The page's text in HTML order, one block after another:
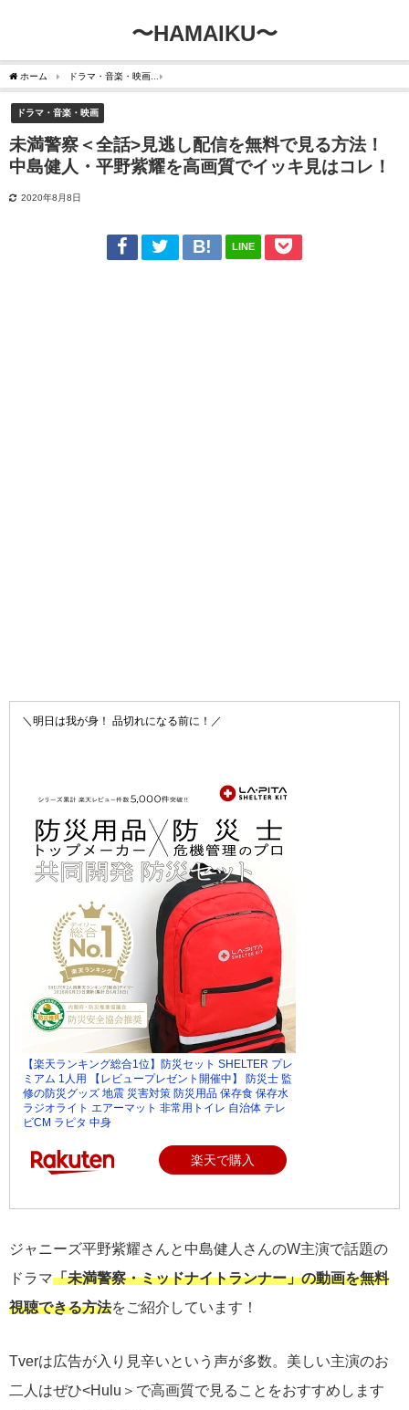
〜HAMAIKU〜
ホーム ドラマ・音楽・映画
ドラマ・音楽・映画
未満警察＜全話>見逃し配信を無料で見る方法！
中島健人・平野紫耀を高画質でイッキ見はコレ！
2020年8月8日
LINE
＼明日は我が身！ 品切れになる前に！／
【楽天ランキング総合1位】防災セット SHELTER プレ
ミアム 1人用 【レビュープレゼント開催中】 防災士 監
修の防災グッズ 地震 災害対策 防災用品 保存食 保存水
ラジオライト エアーマット 非常用トイレ 自治体 テレ
ビCM ラピタ 中身
楽天で購入
ジャニーズ平野紫耀さんと中島健人さんのW主演で話題の
ドラマ「未満警察・ミッドナイトランナー」の動画を無料
視聴できる方法をご紹介しています！
Tverは広告が入り見辛いという声が多数。美しい主演のお
二人はぜひ<Hulu＞で高画質で見ることをおすすめします